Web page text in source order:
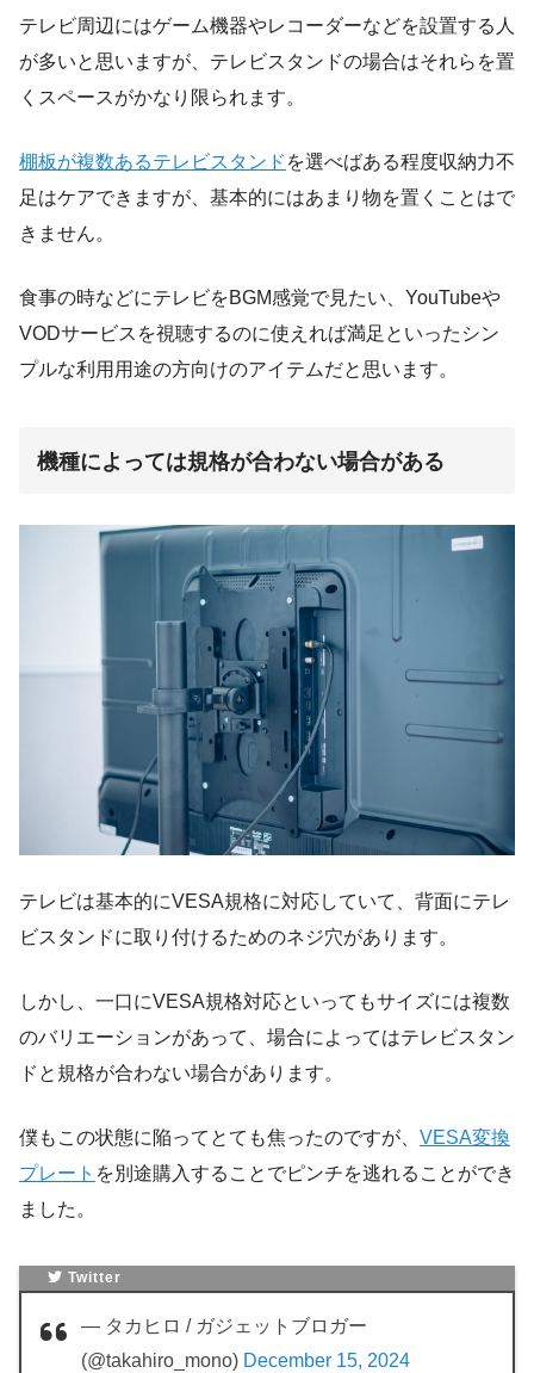
テレビ周辺にはゲーム機器やレコーダーなどを設置する人
が多いと思いますが、テレビスタンドの場合はそれらを置
くスペースがかなり限られます。
棚板が複数あるテレビスタンド を選べばある程度収納力不
足はケアできますが、基本的にはあまり物を置くことはで
きません。
食事の時などにテレビをBGM感覚で見たい、YouTubeや
VODサービスを視聴するのに使えれば満足といったシン
プルな利用用途の方向けのアイテムだと思います。
機種によっては規格が合わない場合がある
テレビは基本的にVESA規格に対応していて、背面にテレ
ビスタンドに取り付けるためのネジ穴があります。
しかし、一口にVESA規格対応といってもサイズには複数
のバリエーションがあって、場合によってはテレビスタン
ドと規格が合わない場合があります。
僕もこの状態に陥ってとても焦ったのですが、 VESA変換
プレート を別途購入することでピンチを逃れることができ
ました。
Twitter
— タカヒロ / ガジェットブロガー
(@takahiro_mono) December 15, 2024